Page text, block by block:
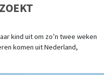
kind uit om zo’n twee weken
komen uit Nederland,